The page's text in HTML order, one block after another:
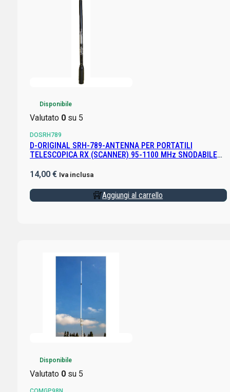
Disponibile
Valutato 0su 5
DOSRH789
D-ORIGINAL SRH-789-ANTENNA PER PORTATILI
TELESCOPICA RX (SCANNER) 95-1100 MHz SNODABILE
14,00 € Iva inclusa
Aggiungi al carrello
Disponibile
Valutato 0su 5